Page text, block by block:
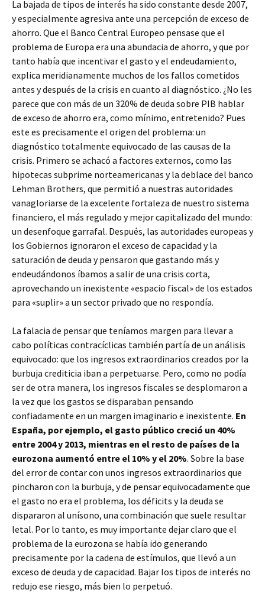
La bajada de tipos de interés ha sido constante desde 2007,
y especialmente agresiva ante una percepción de exceso de
ahorro. Que el Banco Central Europeo pensase que el
problema de Europa era una abundacia de ahorro, y que por
tanto había que incentivar el gasto y el endeudamiento,
explica meridianamente muchos de los fallos cometidos
antes y después de la crisis en cuanto al diagnóstico. ¿No les
parece que con más de un 320% de deuda sobre PIB hablar
de exceso de ahorro era, como mínimo, entretenido? Pues
este es precisamente el origen del problema: un
diagnóstico totalmente equivocado de las causas de la
crisis. Primero se achacó a factores externos, como las
hipotecas subprime norteamericanas y la deblace del banco
Lehman Brothers, que permitió a nuestras autoridades
vanagloriarse de la excelente fortaleza de nuestro sistema
financiero, el más regulado y mejor capitalizado del mundo:
un desenfoque garrafal. Después, las autoridades europeas y
los Gobiernos ignoraron el exceso de capacidad y la
saturación de deuda y pensaron que gastando más y
endeudándonos íbamos a salir de una crisis corta,
aprovechando un inexistente «espacio fiscal» de los estados
para «suplir» a un sector privado que no respondía.
La falacia de pensar que teníamos margen para llevar a
cabo políticas contracíclicas también partía de un análisis
equivocado: que los ingresos extraordinarios creados por la
burbuja crediticia iban a perpetuarse. Pero, como no podía
ser de otra manera, los ingresos fiscales se desplomaron a
la vez que los gastos se disparaban pensando
confiadamente en un margen imaginario e inexistente. En
España, por ejemplo, el gasto público creció un 40%
entre 2004 y 2013, mientras en el resto de países de la
eurozona aumentó entre el 10% y el 20%. Sobre la base
del error de contar con unos ingresos extraordinarios que
pincharon con la burbuja, y de pensar equivocadamente que
el gasto no era el problema, los déficits y la deuda se
dispararon al unísono, una combinación que suele resultar
letal. Por lo tanto, es muy importante dejar claro que el
problema de la eurozona se había ido generando
precisamente por la cadena de estímulos, que llevó a un
exceso de deuda y de capacidad. Bajar los tipos de interés no
redujo ese riesgo, más bien lo perpetuó.